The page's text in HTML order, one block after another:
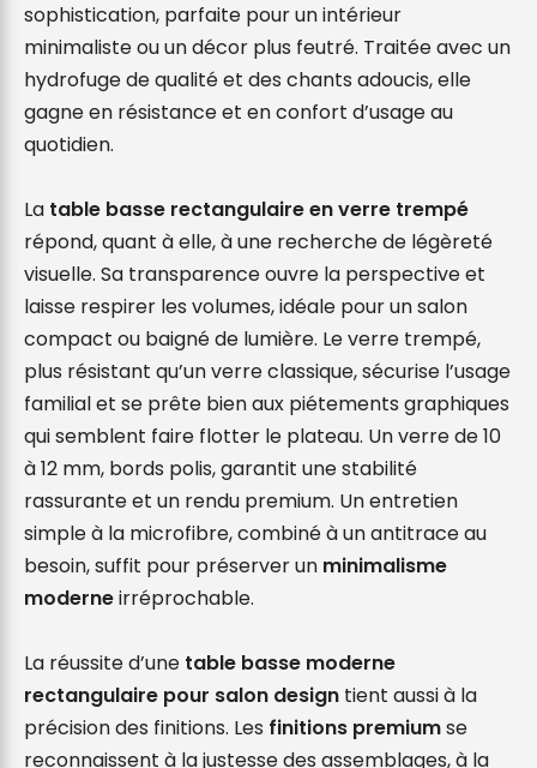
sophistication, parfaite pour un intérieur
minimaliste ou un décor plus feutré. Traitée avec un
hydrofuge de qualité et des chants adoucis, elle
gagne en résistance et en confort d’usage au
quotidien.
La table basse rectangulaire en verre trempé
répond, quant à elle, à une recherche de légèreté
visuelle. Sa transparence ouvre la perspective et
laisse respirer les volumes, idéale pour un salon
compact ou baigné de lumière. Le verre trempé,
plus résistant qu’un verre classique, sécurise l’usage
familial et se prête bien aux piétements graphiques
qui semblent faire flotter le plateau. Un verre de 10
à 12 mm, bords polis, garantit une stabilité
rassurante et un rendu premium. Un entretien
simple à la microfibre, combiné à un antitrace au
besoin, suffit pour préserver un minimalisme
moderne irréprochable.
La réussite d’une table basse moderne
rectangulaire pour salon design tient aussi à la
précision des finitions. Les finitions premium se
reconnaissent à la justesse des assemblages, à la